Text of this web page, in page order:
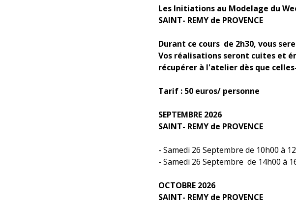
Les Initiations au Modelage du
SAINT- REMY de PROVENCE
Durant ce cours de 2h30, vous
Vos réalisations seront cuites et
récupérer à l'atelier dès que
Tarif : 50 euros/ personne
SEPTEMBRE 2026
SAINT- REMY de PROVENCE
- Samedi 26 Septembre de 10h00 à
- Samedi 26 Septembre de 14h00 à
OCTOBRE 2026
SAINT- REMY de PROVENCE